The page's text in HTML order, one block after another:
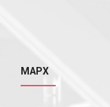
МАРХ